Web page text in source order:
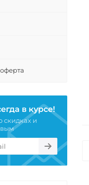
в курсе!
скидках и